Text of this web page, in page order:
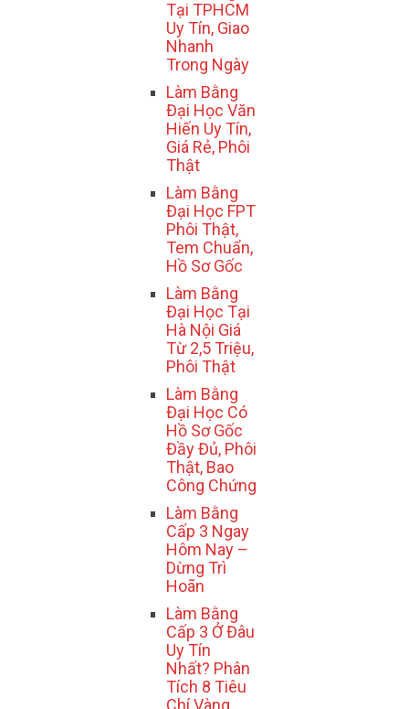
Tại TPHCM
Uy Tín, Giao
Nhanh
Trong Ngày
Làm Bằng
Đại Học Văn
Hiến Uy Tín,
Giá Rẻ, Phôi
Thật
Làm Bằng
Đại Học FPT
Phôi Thật,
Tem Chuẩn,
Hồ Sơ Gốc
Làm Bằng
Đại Học Tại
Hà Nội Giá
Từ 2,5 Triệu,
Phôi Thật
Làm Bằng
Đại Học Có
Hồ Sơ Gốc
Đầy Đủ, Phôi
Thật, Bao
Công Chứng
Làm Bằng
Cấp 3 Ngay
Hôm Nay –
Dừng Trì
Hoãn
Làm Bằng
Cấp 3 Ở Đâu
Uy Tín
Nhất? Phân
Tích 8 Tiêu
Chí Vàng